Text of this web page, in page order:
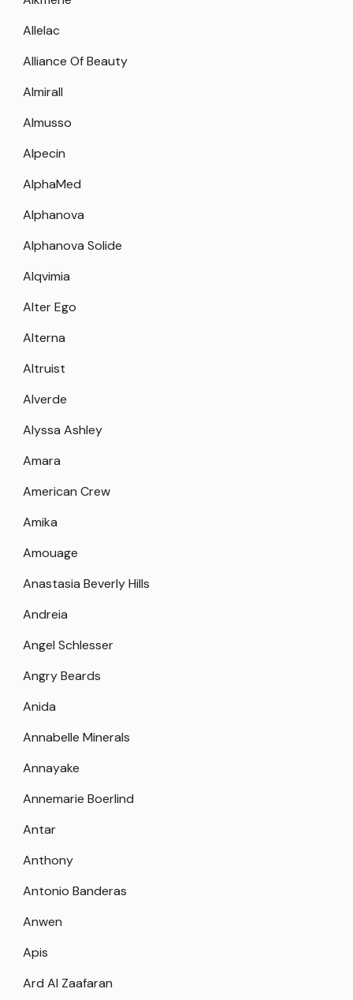
Allelac
Alliance Of Beauty
Almirall
Almusso
Alpecin
AlphaMed
Alphanova
Alphanova Solide
Alqvimia
Alter Ego
Alterna
Altruist
Alverde
Alyssa Ashley
Amara
American Crew
Amika
Amouage
Anastasia Beverly Hills
Andreia
Angel Schlesser
Angry Beards
Anida
Annabelle Minerals
Annayake
Annemarie Boerlind
Antar
Anthony
Antonio Banderas
Anwen
Apis
Ard Al Zaafaran